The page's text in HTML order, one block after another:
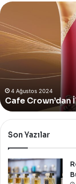
Yves
Rocher,
Momo
Bodrum’da
Yer
Alan
Yeni
Summer
Pop-
Up
Mağazasını
Özel
Bir
Kutladı!
Yves Rocher,
Summer Pop-Up
Kutladı!
Son Yazılar